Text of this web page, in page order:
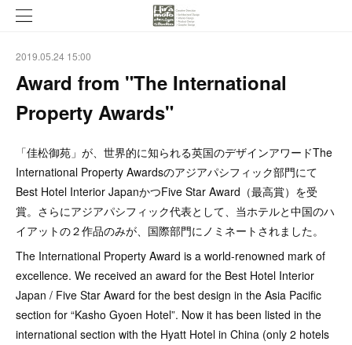
2019.05.24 15:00
Award from "The International
Property Awards"
「佳松御苑」が、世界的に知られる英国のデザインアワードThe
International Property Awardsのアジアパシフィック部門にて
Best Hotel Interior JapanかつFive Star Award（最高賞）を受
賞。さらにアジアパシフィック代表として、当ホテルと中国のハ
イアットの２作品のみが、国際部門にノミネートされました。
The International Property Award is a world-renowned mark of
excellence. We received an award for the Best Hotel Interior
Japan / Five Star Award for the best design in the Asia Pacific
section for “Kasho Gyoen Hotel”. Now it has been listed in the
international section with the Hyatt Hotel in China (only 2 hotels